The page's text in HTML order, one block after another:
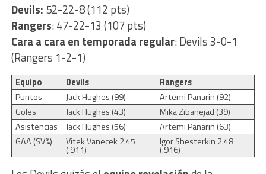
Devils: 52-22-8 (112 pts)
Rangers: 47-22-13 (107 pts)
Cara a cara en temporada regular: Devils 3-0-1
(Rangers 1-2-1)
Equipo Devils
Rangers
Puntos
Jack Hughes (99)
Artemi Panarin (92)
Goles
Jack Hughes (43)
Mika Zibanejad (39)
Asistencias
Jack Hughes (56)
Artemi Panarin (63)
GAA (SV%)
Vitek Vanecek 2.45
(.911)
Igor Shesterkin 2.48
(.916)